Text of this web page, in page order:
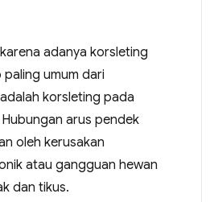
adanya korsleting
umum dari
korsleting pada
arus pendek
oleh kerusakan
atau gangguan hewan
dan tikus.